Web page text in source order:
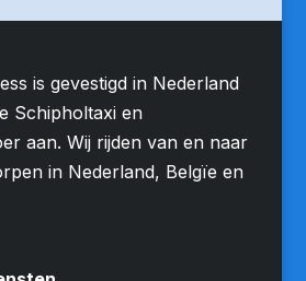
is gevestigd in Nederland
Schipholtaxi en
aan. Wij rijden van en naar
in Nederland, Belgïe en